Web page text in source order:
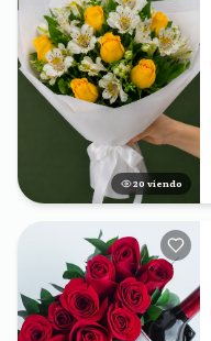
20 viendo